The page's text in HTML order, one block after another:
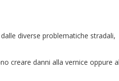
diverse problematiche stradali,
creare danni alla vernice oppure